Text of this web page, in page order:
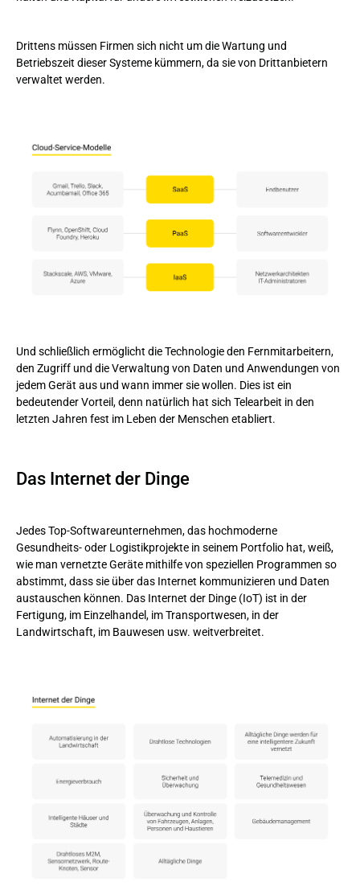
Drittens müssen Firmen sich nicht um die Wartung und
Betriebszeit dieser Systeme kümmern, da sie von Drittanbietern
verwaltet werden.
Und schließlich ermöglicht die Technologie den Fernmitarbeitern,
den Zugriff und die Verwaltung von Daten und Anwendungen von
jedem Gerät aus und wann immer sie wollen. Dies ist ein
bedeutender Vorteil, denn natürlich hat sich Telearbeit in den
letzten Jahren fest im Leben der Menschen etabliert.
Das Internet der Dinge
Jedes Top-Softwareunternehmen, das hochmoderne
Gesundheits- oder Logistikprojekte in seinem Portfolio hat, weiß,
wie man vernetzte Geräte mithilfe von speziellen Programmen so
abstimmt, dass sie über das Internet kommunizieren und Daten
austauschen können. Das Internet der Dinge (IoT) ist in der
Fertigung, im Einzelhandel, im Transportwesen, in der
Landwirtschaft, im Bauwesen usw. weitverbreitet.